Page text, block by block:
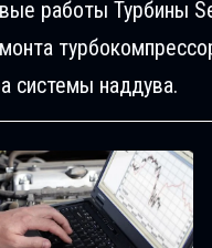
работы Турбины
системы наддува.